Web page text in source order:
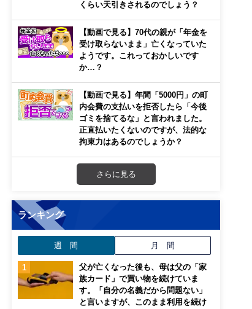
くらい天引きされるのでしょう？
【動画で見る】70代の親が「年金を
受け取らないまま」亡くなっていた
ようです。これっておかしいです
か…？
【動画で見る】年間「5000円」の町
内会費の支払いを拒否したら「今後
ゴミを捨てるな」と言われました。
正直払いたくないのですが、法的な
拘束力はあるのでしょうか？
さらに見る
ランキング
週 間 月 間
父が亡くなった後も、母は父の「家
族カード」で買い物を続けていま
す。「自分の名義だから問題ない」
と言いますが、このまま利用を続け